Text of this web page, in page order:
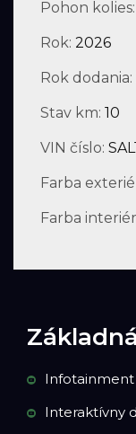
Pohon kolies:
Rok: 2026
Rok dodania:
Stav km: 10
VIN číslo:
Farba
Farba
Infotainment
Interaktívny